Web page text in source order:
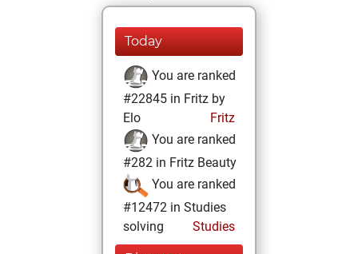
Today
You are ranked
#22845 in Fritz by
Elo
Fritz
You are ranked
#282 in Fritz Beauty
You are ranked
#12472 in Studies
solving
Studies